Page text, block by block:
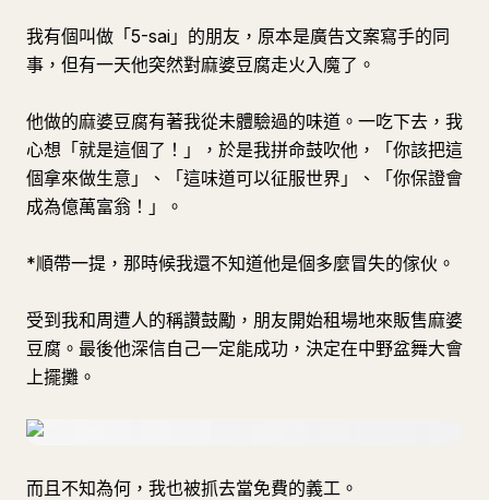
我有個叫做「5-sai」的朋友，原本是廣告文案寫手的同
事，但有一天他突然對麻婆豆腐走火入魔了。
他做的麻婆豆腐有著我從未體驗過的味道。一吃下去，我
心想「就是這個了！」，於是我拼命鼓吹他，「你該把這
個拿來做生意」、「這味道可以征服世界」、「你保證會
成為億萬富翁！」。
*順帶一提，那時候我還不知道他是個多麼冒失的傢伙。
受到我和周遭人的稱讚鼓勵，朋友開始租場地來販售麻婆
豆腐。最後他深信自己一定能成功，決定在中野盆舞大會
上擺攤。
而且不知為何，我也被抓去當免費的義工。